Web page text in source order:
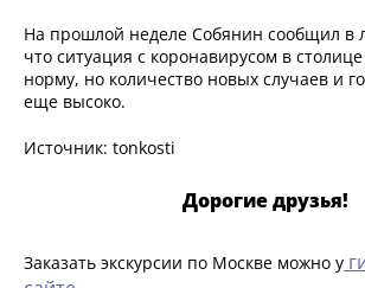
На прошлой неделе Собянин сообщил в
что ситуация с коронавирусом в
норму, но количество новых случаев и
еще высоко.
Источник: tonkosti
Дорогие друзья!
Заказать экскурсии по Москве можно у